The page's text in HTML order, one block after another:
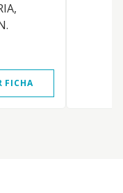
FICHA